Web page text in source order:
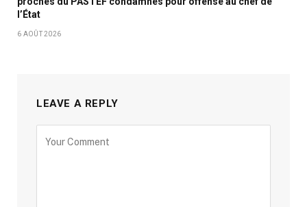
l’État
6 AOÛT 2026
LEAVE A REPLY